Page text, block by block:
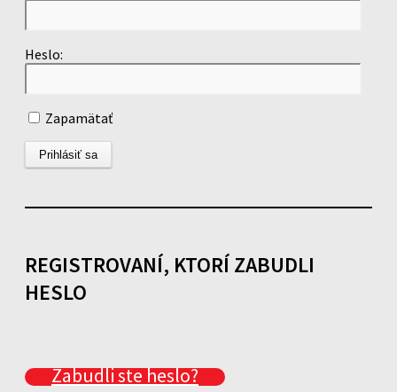
Heslo:
Zapamätať
REGISTROVANÍ, KTORÍ ZABUDLI
HESLO
Zabudli ste heslo?